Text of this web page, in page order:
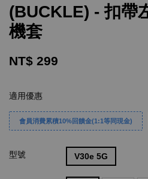
(BUCKLE) - 扣帶
機套
NT$ 299
適用優惠
會員消費累積10%回饋金(1:1等同現金)
型號 V30e 5G